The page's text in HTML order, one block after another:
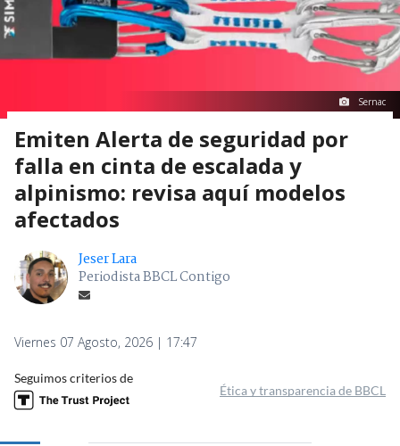
Sernac
Emiten Alerta de seguridad por
falla en cinta de escalada y
alpinismo: revisa aquí modelos
afectados
Jeser Lara
Periodista BBCL Contigo
Viernes 07 Agosto, 2026 | 17:47
Seguimos criterios de
Ética y transparencia de BBCL